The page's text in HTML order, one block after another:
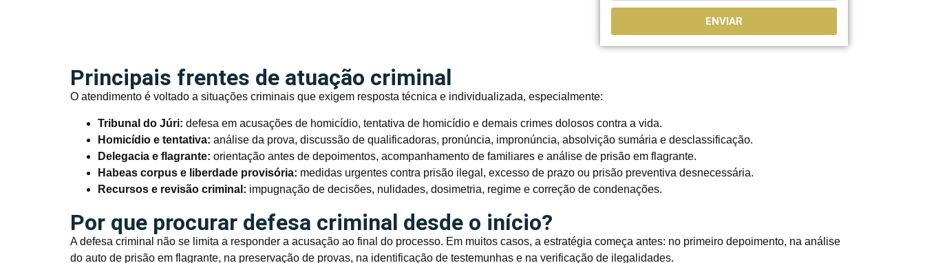
ENVIAR
Principais frentes de atuação criminal
O atendimento é voltado a situações criminais que exigem resposta técnica e individualizada, especialmente:
Tribunal do Júri: defesa em acusações de homicídio, tentativa de homicídio e demais crimes dolosos contra a vida.
Homicídio e tentativa: análise da prova, discussão de qualificadoras, pronúncia, impronúncia, absolvição sumária e desclassificação.
Delegacia e flagrante: orientação antes de depoimentos, acompanhamento de familiares e análise de prisão em flagrante.
Habeas corpus e liberdade provisória: medidas urgentes contra prisão ilegal, excesso de prazo ou prisão preventiva desnecessária.
Recursos e revisão criminal: impugnação de decisões, nulidades, dosimetria, regime e correção de condenações.
Por que procurar defesa criminal desde o início?
A defesa criminal não se limita a responder a acusação ao final do processo. Em muitos casos, a estratégia começa antes: no primeiro depoimento, na análise
do auto de prisão em flagrante, na preservação de provas, na identificação de testemunhas e na verificação de ilegalidades.